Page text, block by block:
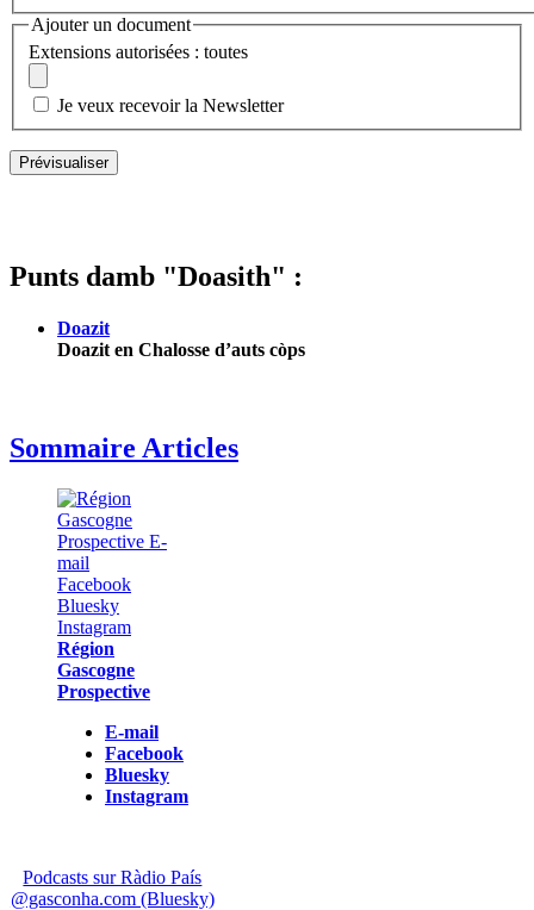
Ajouter un document
Extensions autorisées : toutes
Je veux recevoir la Newsletter
Punts damb "Doasith" :
Doazit
Doazit en Chalosse d’auts còps
Sommaire Articles
Région
Gascogne
Prospective
E-mail
Facebook
Bluesky
Instagram
Podcasts sur Ràdio País
@gasconha.com (Bluesky)